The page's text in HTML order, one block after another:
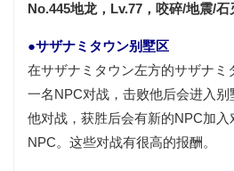
No.445地龙，Lv.77，咬碎/地震/石
●サザナミタウン别墅区
在サザナミタウン左方的サザナミ
一名NPC对战，击败他后会进入
他对战，获胜后会有新的NPC加入
NPC。这些对战有很高的报酬。